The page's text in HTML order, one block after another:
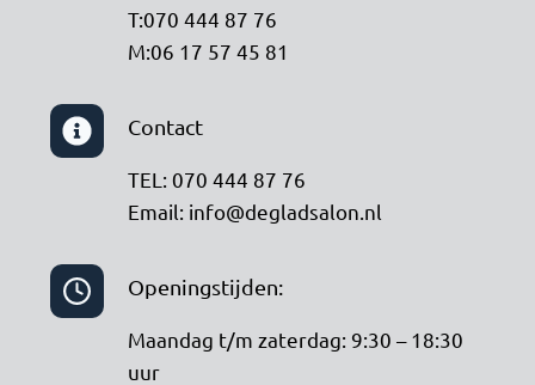
T:070 444 87 76
M:06 17 57 45 81
Contact
TEL: 070 444 87 76
Email: info@degladsalon.nl
Openingstijden:
Maandag t/m zaterdag: 9:30 – 18:30
uur